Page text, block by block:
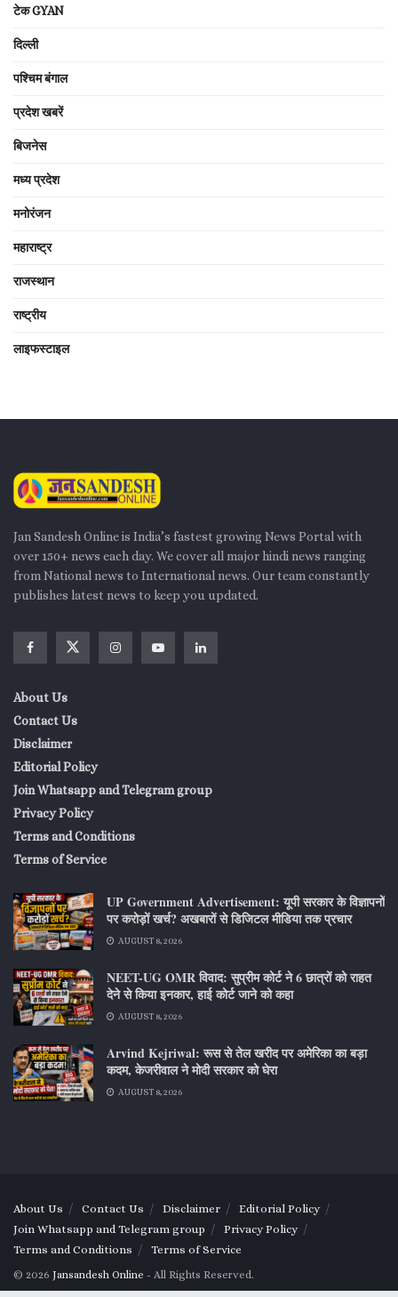
टेक GYAN
दिल्ली
पश्चिम बंगाल
प्रदेश खबरें
बिजनेस
मध्य प्रदेश
मनोरंजन
महाराष्ट्र
राजस्थान
राष्ट्रीय
लाइफस्टाइल
Jan Sandesh Online is India’s fastest growing News Portal with
over 150+ news each day. We cover all major hindi news ranging
from National news to International news. Our team constantly
publishes latest news to keep you updated.
About Us
Contact Us
Disclaimer
Editorial Policy
Join Whatsapp and Telegram group
Privacy Policy
Terms and Conditions
Terms of Service
UP Government Advertisement: यूपी सरकार के विज्ञापनों
पर करोड़ों खर्च? अखबारों से डिजिटल मीडिया तक प्रचार
AUGUST 8, 2026
NEET-UG OMR विवाद: सुप्रीम कोर्ट ने 6 छात्रों को राहत
देने से किया इनकार, हाई कोर्ट जाने को कहा
AUGUST 8, 2026
Arvind Kejriwal: रूस से तेल खरीद पर अमेरिका का बड़ा
कदम, केजरीवाल ने मोदी सरकार को घेरा
AUGUST 8, 2026
About Us Contact Us Disclaimer
Editorial Policy
Join Whatsapp and Telegram group
Privacy Policy
Terms and Conditions
Terms of Service
© 2026 Jansandesh Online - All Rights Reserved.